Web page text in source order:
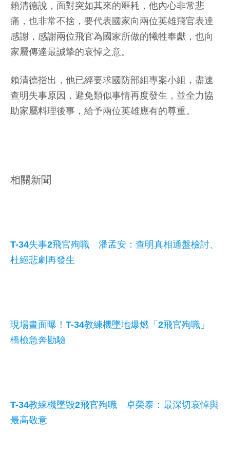
賴清德說，面對突如其來的噩耗，他內心非常悲
痛，也非常不捨，要代表國家向兩位英雄飛官表達
感謝，感謝兩位飛官為國家所做的犧牲奉獻，也向
家屬傳達最誠摯的哀悼之意。
賴清德指出，他已經要求國防部組專案小組，盡速
查明失事原因，避免類似事情再度發生，並全力協
助家屬料理後事，給予兩位英雄應有的尊重。
相關新聞
T-34失事2飛官殉職 潘孟安：查明真相通盤檢討、
杜絕悲劇再發生
現場畫面曝！T-34教練機墜地爆燃「2飛官殉職」
橋檢急奔勘驗
T-34教練機墜毀2飛官殉職 卓榮泰：最深切哀悼與
最高敬意